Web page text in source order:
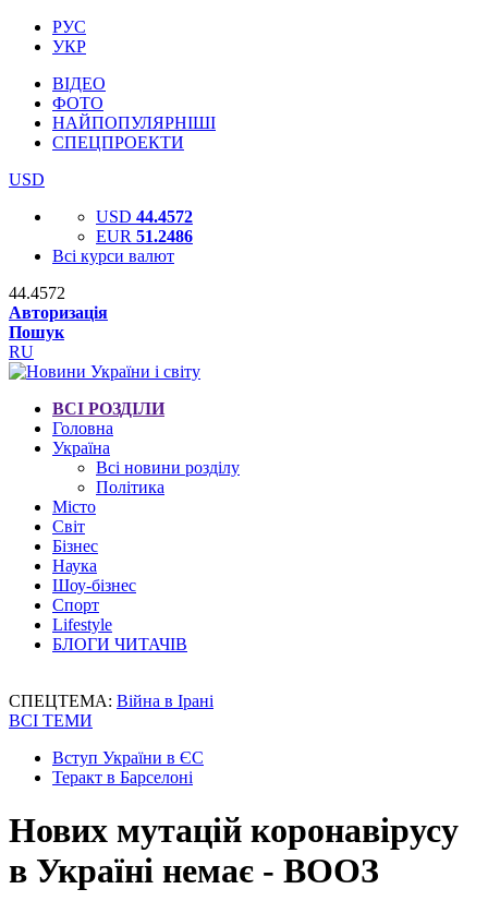
РУС
УКР
ВІДЕО
ФОТО
НАЙПОПУЛЯРНІШІ
СПЕЦПРОЕКТИ
USD
USD 44.4572
EUR 51.2486
Всі курси валют
44.4572
Авторизація
Пошук
RU
ВСІ РОЗДІЛИ
Головна
Україна
Всі новини розділу
Політика
Місто
Світ
Бізнес
Наука
Шоу-бізнес
Спорт
Lifestyle
БЛОГИ ЧИТАЧІВ
СПЕЦТЕМА: Війна в Ірані
ВСІ ТЕМИ
Вступ України в ЄС
Теракт в Барселоні
Нових мутацій коронавірусу
в Україні немає - ВООЗ